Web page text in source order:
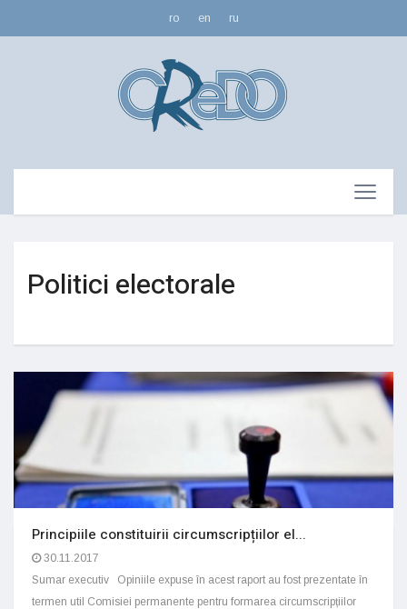
ro en ru
Politici electorale
Principiile constituirii circumscripțiilor el...
30.11.2017
Sumar executiv Opiniile expuse în acest raport au fost prezentate în
termen util Comisiei permanente pentru formarea circumscripțiilor